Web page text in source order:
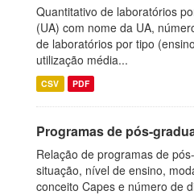
Quantitativo de laboratórios
(UA) com nome da UA,
de laboratórios por tipo
utilização média...
CSV PDF
Programas de pós-
Relação de programas de
situação, nível de ensino,
conceito Capes e número de